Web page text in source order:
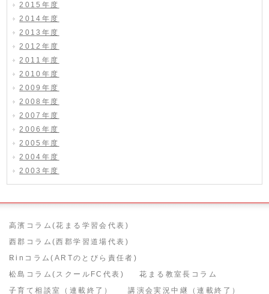
2015年度
2014年度
2013年度
2012年度
2011年度
2010年度
2009年度
2008年度
2007年度
2006年度
2005年度
2004年度
2003年度
高濱コラム(花まる学習会代表)
西郡コラム(西郡学習道場代表)
Rinコラム(ARTのとびら責任者)
松島コラム(スクールFC代表)
花まる教室長コラム
子育て相談室（連載終了）
講演会実況中継（連載終了）